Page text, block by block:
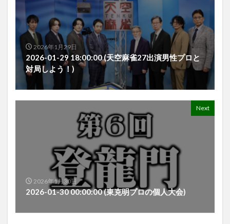
2026年1月29日
2026-01-29 18:00:00 (天空麻雀27出演男性プロと
対局しよう！)
Next
2026年1月30日
2026-01-30 00:00:00 (東克明プロの個人大会)